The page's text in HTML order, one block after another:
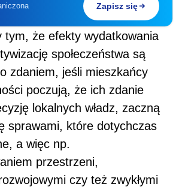
Zapisz się
tym, że efekty wydatkowania
społeczeństwa są
zdaniem, jeśli mieszkańcy
poczują, że ich zdanie
lokalnych władz, zaczną
sprawami, które dotychczas
a więc np.
przestrzeni,
czy też zwykłymi